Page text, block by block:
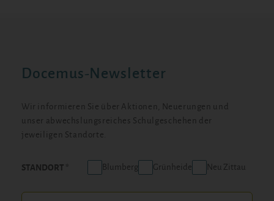
Docemus-Newsletter
Wir informieren Sie über Aktionen, Neuerungen und
unser abwechslungsreiches Schulgeschehen der
jeweiligen Standorte.
STANDORT Blumberg Grünheide Neu Zittau